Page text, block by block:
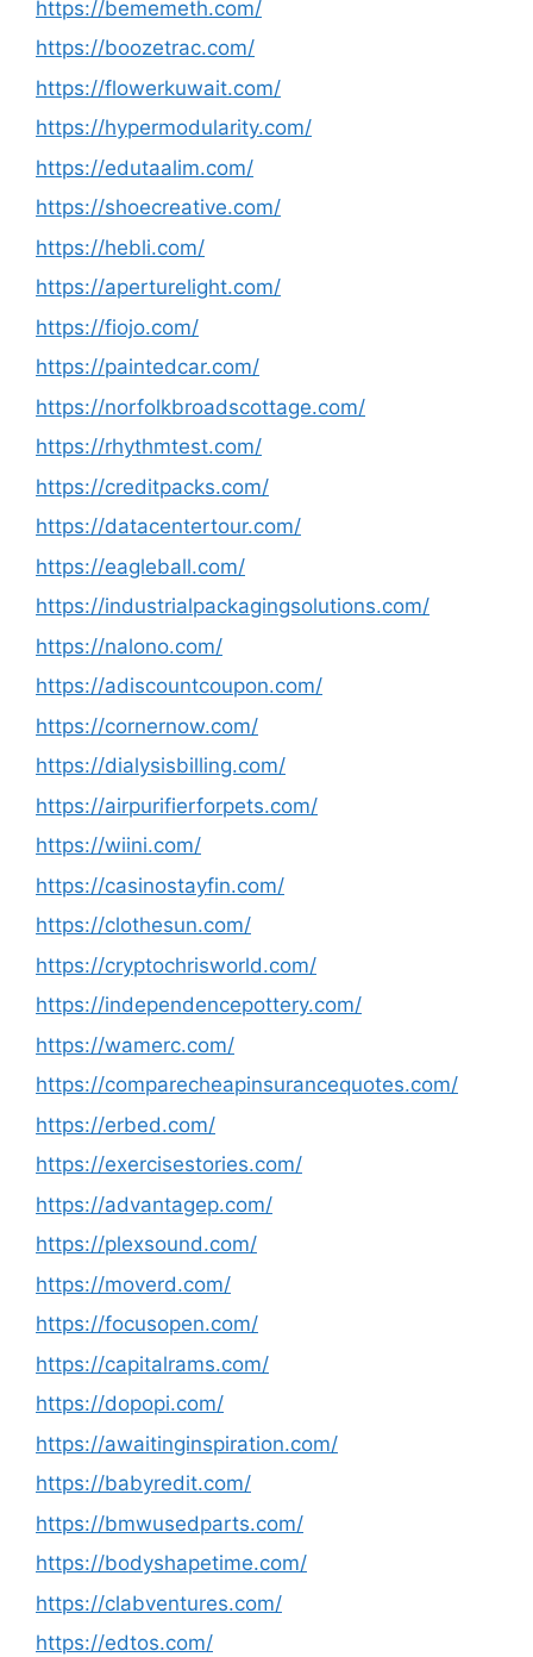
https://bememeth.com/
https://boozetrac.com/
https://flowerkuwait.com/
https://hypermodularity.com/
https://edutaalim.com/
https://shoecreative.com/
https://hebli.com/
https://aperturelight.com/
https://fiojo.com/
https://paintedcar.com/
https://norfolkbroadscottage.com/
https://rhythmtest.com/
https://creditpacks.com/
https://datacentertour.com/
https://eagleball.com/
https://industrialpackagingsolutions.com/
https://nalono.com/
https://adiscountcoupon.com/
https://cornernow.com/
https://dialysisbilling.com/
https://airpurifierforpets.com/
https://wiini.com/
https://casinostayfin.com/
https://clothesun.com/
https://cryptochrisworld.com/
https://independencepottery.com/
https://wamerc.com/
https://comparecheapinsurancequotes.com/
https://erbed.com/
https://exercisestories.com/
https://advantagep.com/
https://plexsound.com/
https://moverd.com/
https://focusopen.com/
https://capitalrams.com/
https://dopopi.com/
https://awaitinginspiration.com/
https://babyredit.com/
https://bmwusedparts.com/
https://bodyshapetime.com/
https://clabventures.com/
https://edtos.com/